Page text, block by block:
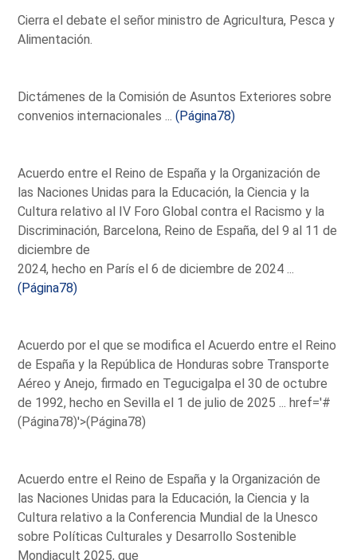
Cierra el debate el señor ministro de Agricultura, Pesca y
Alimentación.
Dictámenes de la Comisión de Asuntos Exteriores sobre
convenios internacionales ...(Página78)
Acuerdo entre el Reino de España y la Organización de
las Naciones Unidas para la Educación, la Ciencia y la
Cultura relativo al IV Foro Global contra el Racismo y la
Discriminación, Barcelona, Reino de España, del 9 al 11 de
diciembre de
2024, hecho en París el 6 de diciembre de 2024 ...
(Página78)
Acuerdo por el que se modifica el Acuerdo entre el Reino
de España y la República de Honduras sobre Transporte
Aéreo y Anejo, firmado en Tegucigalpa el 30 de octubre
de 1992, hecho en Sevilla el 1 de julio de 2025 ...href='#
(Página78)'>(Página78)
Acuerdo entre el Reino de España y la Organización de
las Naciones Unidas para la Educación, la Ciencia y la
Cultura relativo a la Conferencia Mundial de la Unesco
sobre Políticas Culturales y Desarrollo Sostenible
Mondiacult 2025, que